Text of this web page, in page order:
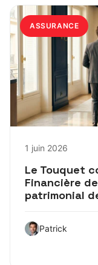
ASSURANCE
1 juin 2026
Le Touquet
Financière
patrimonial
Patrick